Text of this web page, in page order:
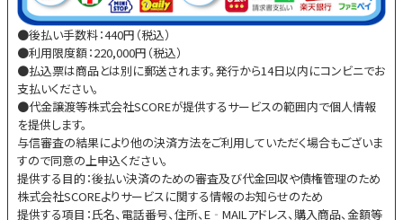
●後払い手数料：440円（税込）
●利用限度額：220,000円（税込）
●払込票は商品とは別に郵送されます。発行から14日以内にコンビニでお
支払いください。
●代金譲渡等株式会社SCOREが提供するサービスの範囲内で個人情報
を提供します。
与信審査の結果により他の決済方法をご利用していただく場合もございま
すので同意の上申込ください。
提供する目的：後払い決済のための審査及び代金回収や債権管理のため
株式会社SCOREよりサービスに関する情報のお知らせのため
提供する項目：氏名、電話番号、住所、E‐MAILアドレス、購入商品、金額等